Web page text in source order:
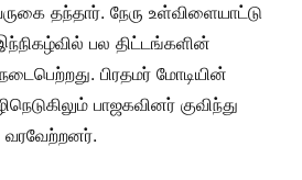
தந்தார். நேரு உள்விளையாட்டு
பல திட்டங்களின்
பிரதமர் மோடியின்
பாஜகவினர் குவிந்து
வரவேற்றனர்.